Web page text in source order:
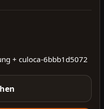
+ culoca-6bbb1d5072